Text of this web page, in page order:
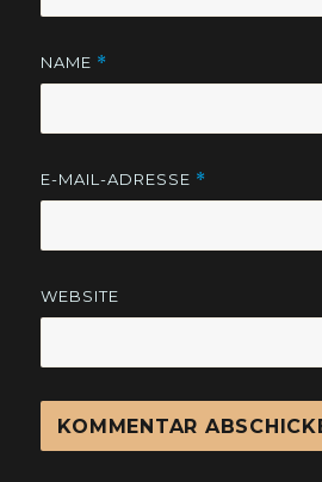
NAME *
E-MAIL-ADRESSE *
WEBSITE